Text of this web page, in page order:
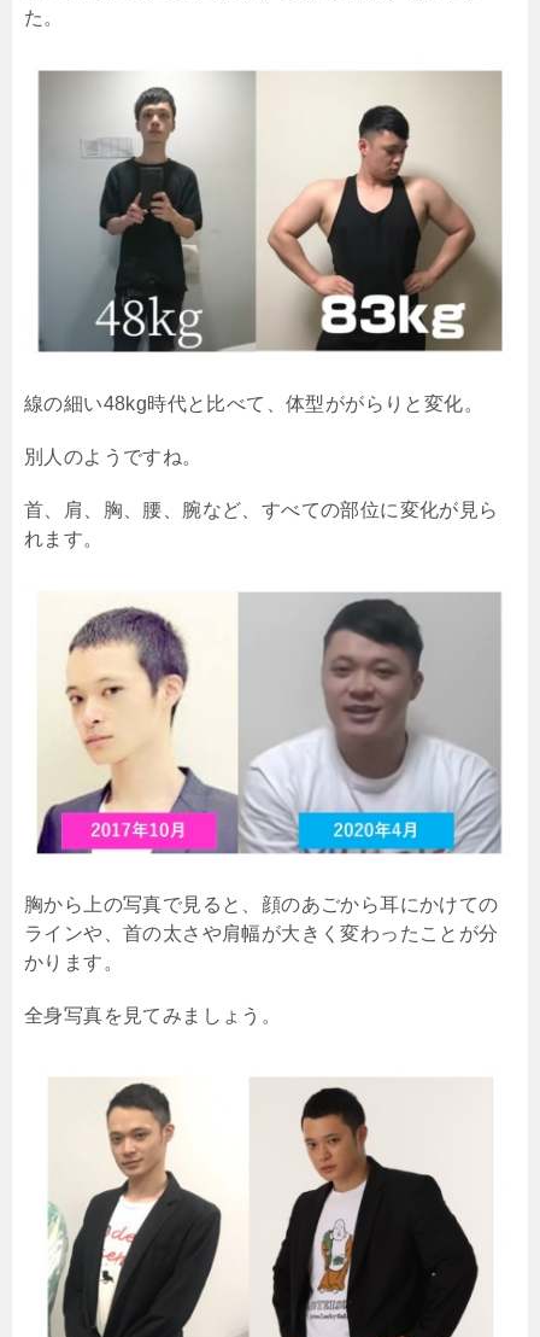
た。
線の細い48kg時代と比べて、体型ががらりと変化。
別人のようですね。
首、肩、胸、腰、腕など、すべての部位に変化が見ら
れます。
胸から上の写真で見ると、顔のあごから耳にかけての
ラインや、首の太さや肩幅が大きく変わったことが分
かります。
全身写真を見てみましょう。